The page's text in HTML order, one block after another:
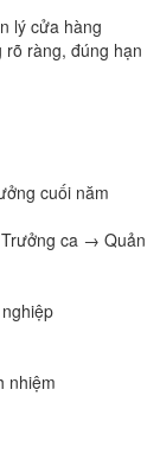
lý cửa hàng
ràng, đúng hạn
cuối năm
ca → Quản
nhiệm